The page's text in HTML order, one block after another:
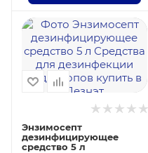
Энзимосепт
дезинфицирующее
средство 5 л